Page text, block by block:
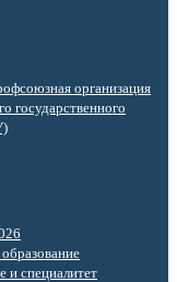
организация
государственного
и специалитет